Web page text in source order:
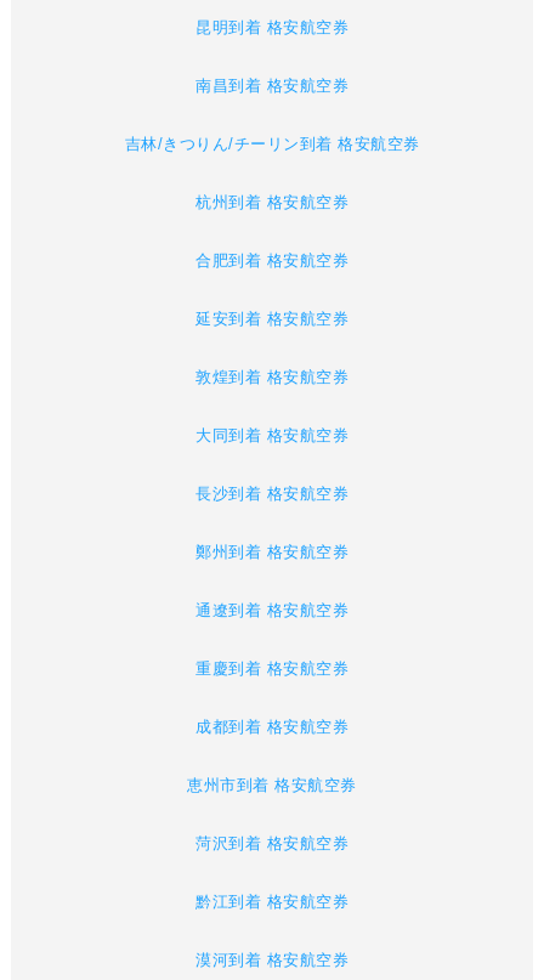
昆明到着 格安航空券
南昌到着 格安航空券
吉林/きつりん/チーリン到着 格安航空券
杭州到着 格安航空券
合肥到着 格安航空券
延安到着 格安航空券
敦煌到着 格安航空券
大同到着 格安航空券
長沙到着 格安航空券
鄭州到着 格安航空券
通遼到着 格安航空券
重慶到着 格安航空券
成都到着 格安航空券
恵州市到着 格安航空券
菏沢到着 格安航空券
黔江到着 格安航空券
漠河到着 格安航空券